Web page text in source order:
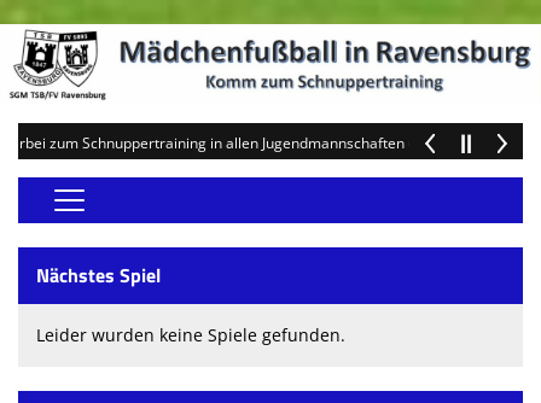
in allen Jugendmannschaften und werde Teil unseres Teams!
Home
Schnuppertraining Mädchen
Schnuppertraining F-Mädchen
Nächstes Spiel
Leider wurden keine Spiele gefunden.